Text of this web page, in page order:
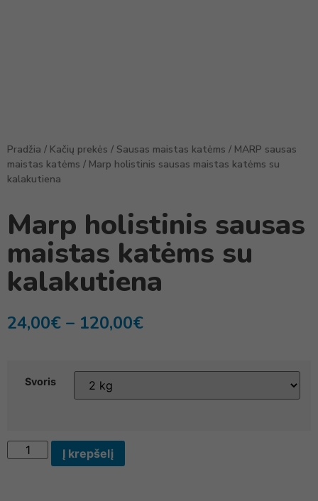
Pradžia / Kačių prekės / Sausas maistas katėms / MARP sausas
maistas katėms / Marp holistinis sausas maistas katėms su
kalakutiena
Marp holistinis sausas
maistas katėms su
kalakutiena
24,00€ – 120,00€
Svoris
Į krepšelį